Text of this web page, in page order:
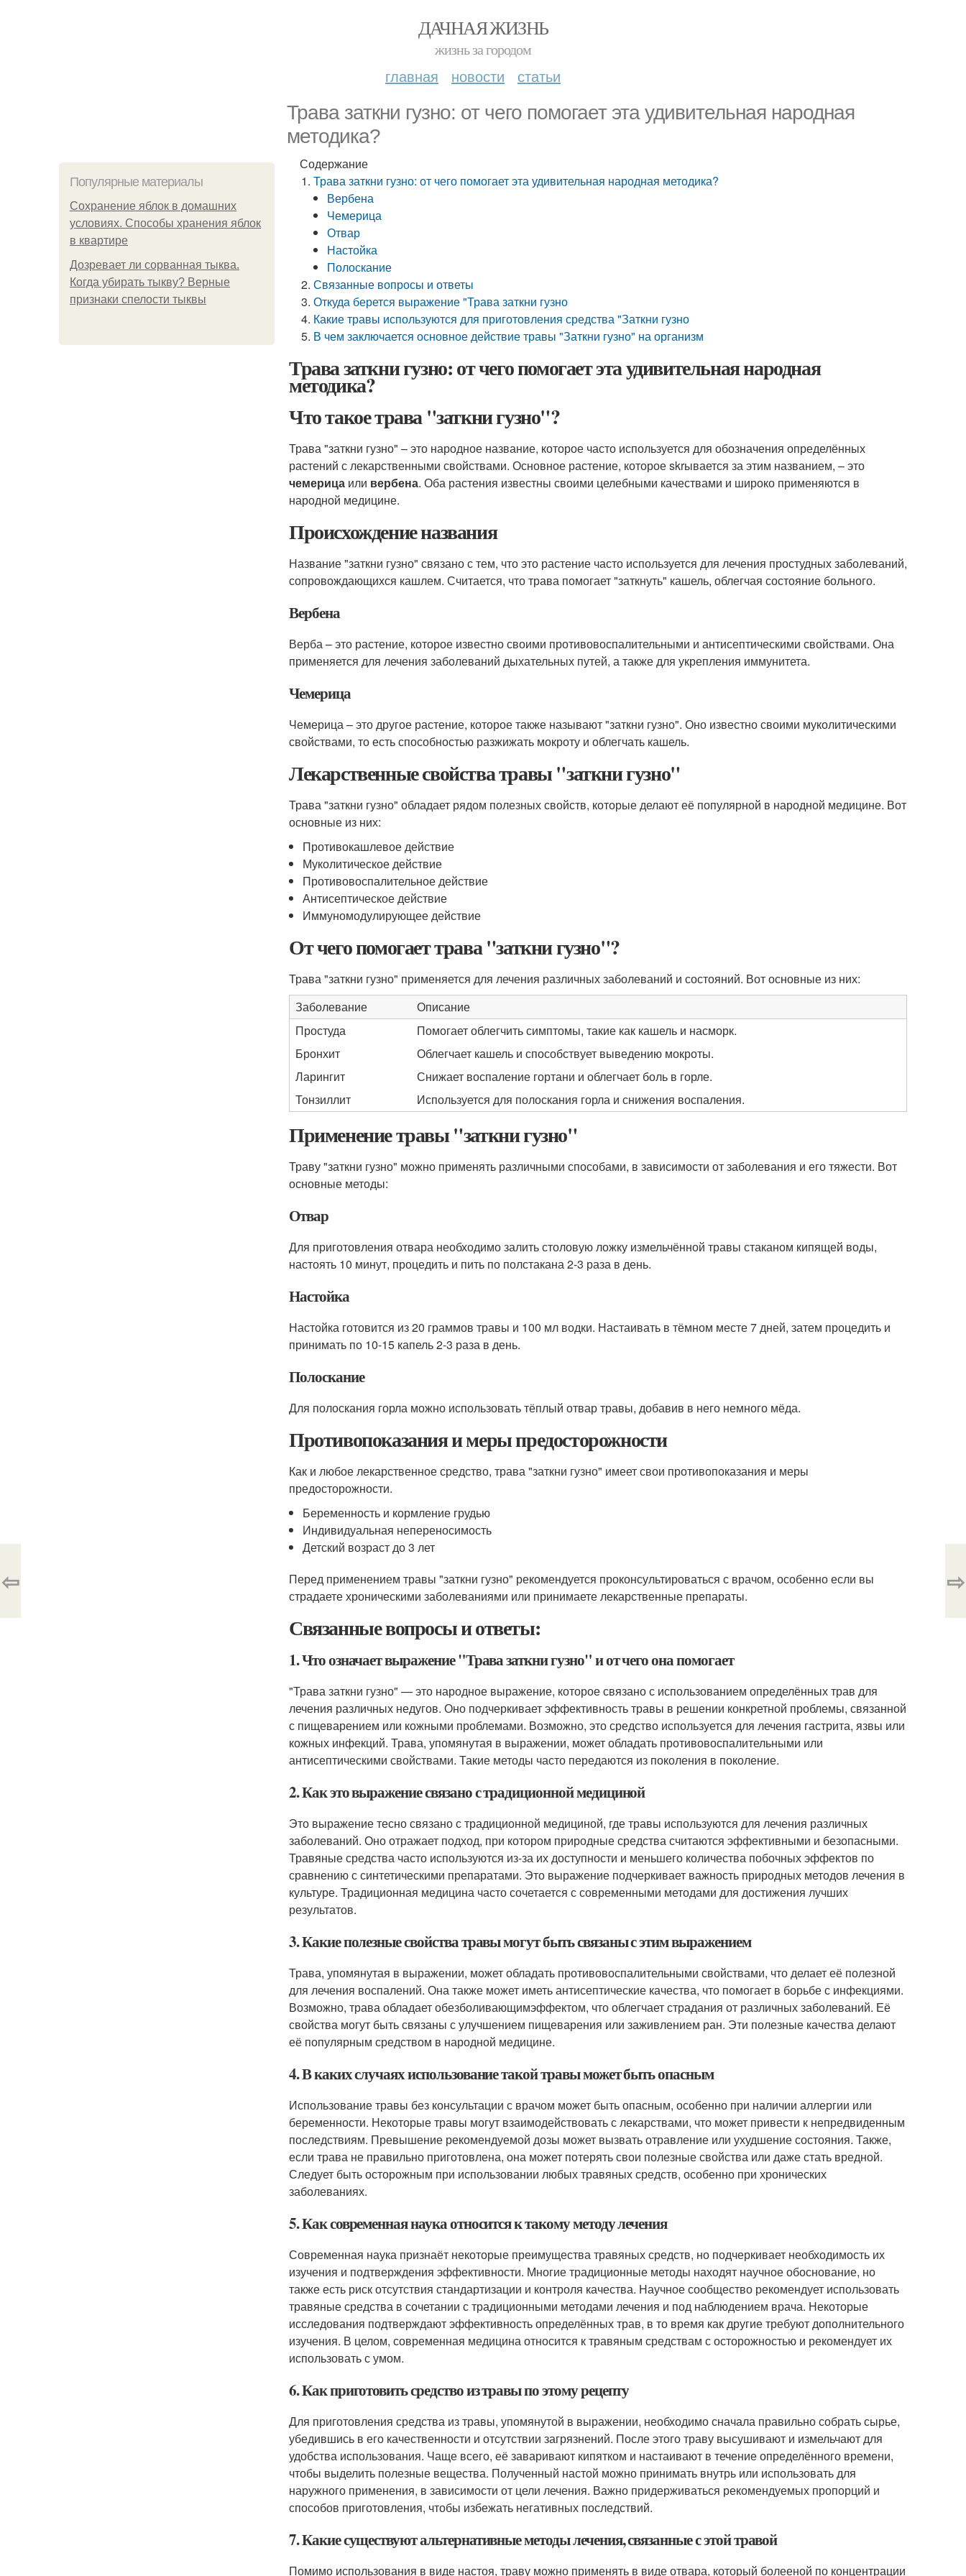
ДАЧНАЯ ЖИЗНЬ
жизнь за городом
главная новости статьи
Трава заткни гузно: от чего помогает эта удивительная народная
методика?
Популярные материалы
Сохранение яблок в домашних
условиях. Способы хранения яблок
в квартире
Дозревает ли сорванная тыква.
Когда убирать тыкву? Верные
признаки спелости тыквы
Содержание
Трава заткни гузно: от чего помогает эта удивительная народная методика?
Вербена
Чемерица
Отвар
Настойка
Полоскание
Связанные вопросы и ответы
Откуда берется выражение "Трава заткни гузно
Какие травы используются для приготовления средства "Заткни гузно
В чем заключается основное действие травы "Заткни гузно" на организм
Трава заткни гузно: от чего помогает эта удивительная народная
методика?
Что такое трава "заткни гузно"?
Трава "заткни гузно" – это народное название, которое часто используется для обозначения определённых
растений с лекарственными свойствами. Основное растение, которое skrывается за этим названием, – это
чемерица или вербена. Оба растения известны своими целебными качествами и широко применяются в
народной медицине.
Происхождение названия
Название "заткни гузно" связано с тем, что это растение часто используется для лечения простудных заболеваний,
сопровождающихся кашлем. Считается, что трава помогает "заткнуть" кашель, облегчая состояние больного.
Вербена
Верба – это растение, которое известно своими противовоспалительными и антисептическими свойствами. Она
применяется для лечения заболеваний дыхательных путей, а также для укрепления иммунитета.
Чемерица
Чемерица – это другое растение, которое также называют "заткни гузно". Оно известно своими муколитическими
свойствами, то есть способностью разжижать мокроту и облегчать кашель.
Лекарственные свойства травы "заткни гузно"
Трава "заткни гузно" обладает рядом полезных свойств, которые делают её популярной в народной медицине. Вот
основные из них:
Противокашлевое действие
Муколитическое действие
Противовоспалительное действие
Антисептическое действие
Иммуномодулирующее действие
От чего помогает трава "заткни гузно"?
Трава "заткни гузно" применяется для лечения различных заболеваний и состояний. Вот основные из них:
Заболевание
Описание
Простуда
Помогает облегчить симптомы, такие как кашель и насморк.
Бронхит
Облегчает кашель и способствует выведению мокроты.
Ларингит
Снижает воспаление гортани и облегчает боль в горле.
Тонзиллит
Используется для полоскания горла и снижения воспаления.
Применение травы "заткни гузно"
Траву "заткни гузно" можно применять различными способами, в зависимости от заболевания и его тяжести. Вот
основные методы:
Отвар
Для приготовления отвара необходимо залить столовую ложку измельчённой травы стаканом кипящей воды,
настоять 10 минут, процедить и пить по полстакана 2-3 раза в день.
Настойка
Настойка готовится из 20 граммов травы и 100 мл водки. Настаивать в тёмном месте 7 дней, затем процедить и
принимать по 10-15 капель 2-3 раза в день.
Полоскание
Для полоскания горла можно использовать тёплый отвар травы, добавив в него немного мёда.
Противопоказания и меры предосторожности
Как и любое лекарственное средство, трава "заткни гузно" имеет свои противопоказания и меры
предосторожности.
Беременность и кормление грудью
Индивидуальная непереносимость
Детский возраст до 3 лет
Перед применением травы "заткни гузно" рекомендуется проконсультироваться с врачом, особенно если вы
страдаете хроническими заболеваниями или принимаете лекарственные препараты.
Связанные вопросы и ответы:
1. Что означает выражение "Трава заткни гузно" и от чего она помогает
"Трава заткни гузно" — это народное выражение, которое связано с использованием определённых трав для
лечения различных недугов. Оно подчеркивает эффективность травы в решении конкретной проблемы, связанной
с пищеварением или кожными проблемами. Возможно, это средство используется для лечения гастрита, язвы или
кожных инфекций. Трава, упомянутая в выражении, может обладать противовоспалительными или
антисептическими свойствами. Такие методы часто передаются из поколения в поколение.
2. Как это выражение связано с традиционной медициной
Это выражение тесно связано с традиционной медициной, где травы используются для лечения различных
заболеваний. Оно отражает подход, при котором природные средства считаются эффективными и безопасными.
Травяные средства часто используются из-за их доступности и меньшего количества побочных эффектов по
сравнению с синтетическими препаратами. Это выражение подчеркивает важность природных методов лечения в
культуре. Традиционная медицина часто сочетается с современными методами для достижения лучших
результатов.
3. Какие полезные свойства травы могут быть связаны с этим выражением
Трава, упомянутая в выражении, может обладать противовоспалительными свойствами, что делает её полезной
для лечения воспалений. Она также может иметь антисептические качества, что помогает в борьбе с инфекциями.
Возможно, трава обладает обезболивающимэффектом, что облегчает страдания от различных заболеваний. Её
свойства могут быть связаны с улучшением пищеварения или заживлением ран. Эти полезные качества делают
её популярным средством в народной медицине.
4. В каких случаях использование такой травы может быть опасным
Использование травы без консультации с врачом может быть опасным, особенно при наличии аллергии или
беременности. Некоторые травы могут взаимодействовать с лекарствами, что может привести к непредвиденным
последствиям. Превышение рекомендуемой дозы может вызвать отравление или ухудшение состояния. Также,
если трава не правильно приготовлена, она может потерять свои полезные свойства или даже стать вредной.
Следует быть осторожным при использовании любых травяных средств, особенно при хронических
заболеваниях.
5. Как современная наука относится к такому методу лечения
Современная наука признаёт некоторые преимущества травяных средств, но подчеркивает необходимость их
изучения и подтверждения эффективности. Многие традиционные методы находят научное обоснование, но
также есть риск отсутствия стандартизации и контроля качества. Научное сообщество рекомендует использовать
травяные средства в сочетании с традиционными методами лечения и под наблюдением врача. Некоторые
исследования подтверждают эффективность определённых трав, в то время как другие требуют дополнительного
изучения. В целом, современная медицина относится к травяным средствам с осторожностью и рекомендует их
использовать с умом.
6. Как приготовить средство из травы по этому рецепту
Для приготовления средства из травы, упомянутой в выражении, необходимо сначала правильно собрать сырье,
убедившись в его качественности и отсутствии загрязнений. После этого траву высушивают и измельчают для
удобства использования. Чаще всего, её заваривают кипятком и настаивают в течение определённого времени,
чтобы выделить полезные вещества. Полученный настой можно принимать внутрь или использовать для
наружного применения, в зависимости от цели лечения. Важно придерживаться рекомендуемых пропорций и
способов приготовления, чтобы избежать негативных последствий.
7. Какие существуют альтернативные методы лечения, связанные с этой травой
Помимо использования в виде настоя, траву можно применять в виде отвара, который болееной по концентрации
⇦ ⇨